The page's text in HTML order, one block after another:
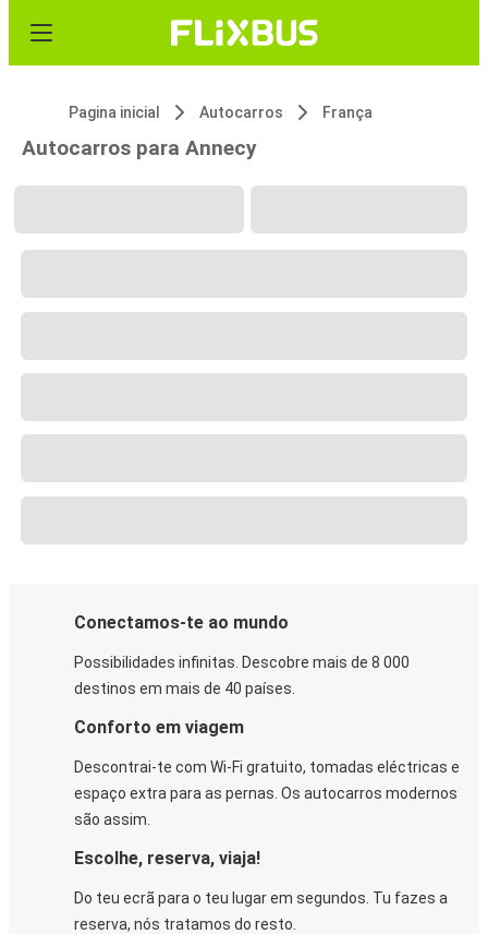
Pagina inicial Autocarros França
Autocarros para Annecy
Conectamos-te ao mundo
Possibilidades infinitas. Descobre mais de 8 000
destinos em mais de 40 países.
Conforto em viagem
Descontrai-te com Wi-Fi gratuito, tomadas eléctricas e
espaço extra para as pernas. Os autocarros modernos
são assim.
Escolhe, reserva, viaja!
Do teu ecrã para o teu lugar em segundos. Tu fazes a
reserva, nós tratamos do resto.